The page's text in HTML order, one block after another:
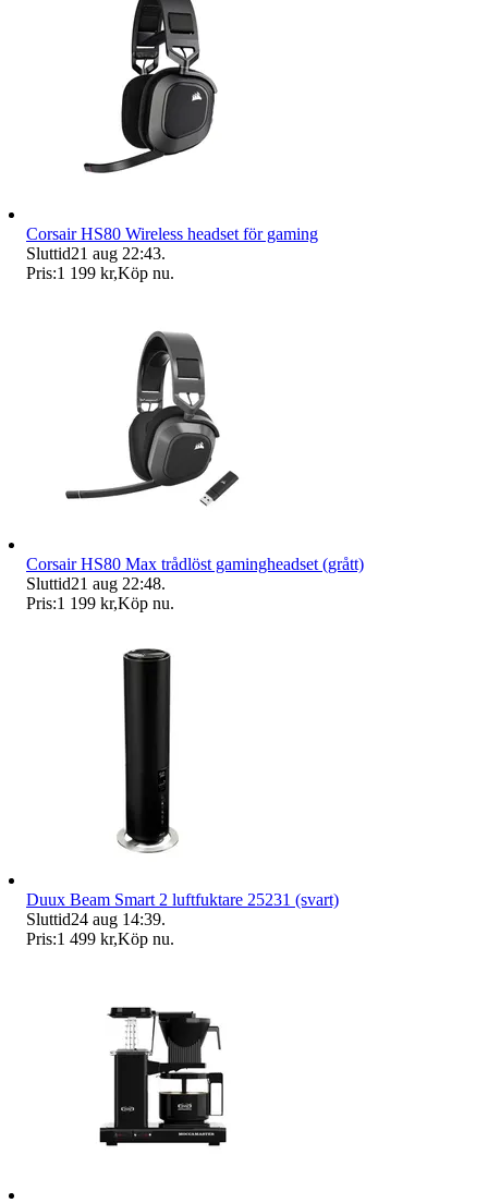
Corsair HS80 Wireless headset för gaming
Sluttid21 aug 22:43.
Pris:1 199 kr,Köp nu.
Corsair HS80 Max trådlöst gamingheadset (grått)
Sluttid21 aug 22:48.
Pris:1 199 kr,Köp nu.
Duux Beam Smart 2 luftfuktare 25231 (svart)
Sluttid24 aug 14:39.
Pris:1 499 kr,Köp nu.